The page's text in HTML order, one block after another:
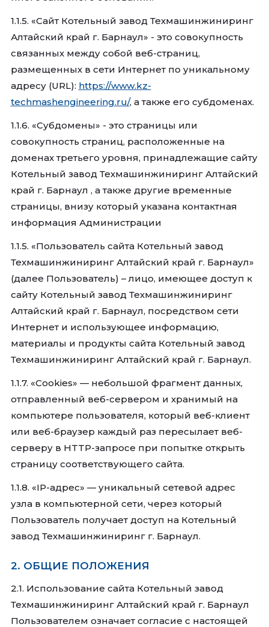
1.1.5. «Сайт Котельный завод Техмашинжиниринг
Алтайский край г. Барнаул» - это совокупность
связанных между собой веб-страниц,
размещенных в сети Интернет по уникальному
адресу (URL): https://www.kz-
techmashengineering.ru/, а также его субдоменах.
1.1.6. «Субдомены» - это страницы или
совокупность страниц, расположенные на
доменах третьего уровня, принадлежащие сайту
Котельный завод Техмашинжиниринг Алтайский
край г. Барнаул , а также другие временные
страницы, внизу который указана контактная
информация Администрации
1.1.5. «Пользователь сайта Котельный завод
Техмашинжиниринг Алтайский край г. Барнаул»
(далее Пользователь) – лицо, имеющее доступ к
сайту Котельный завод Техмашинжиниринг
Алтайский край г. Барнаул, посредством сети
Интернет и использующее информацию,
материалы и продукты сайта Котельный завод
Техмашинжиниринг Алтайский край г. Барнаул.
1.1.7. «Cookies» — небольшой фрагмент данных,
отправленный веб-сервером и хранимый на
компьютере пользователя, который веб-клиент
или веб-браузер каждый раз пересылает веб-
серверу в HTTP-запросе при попытке открыть
страницу соответствующего сайта.
1.1.8. «IP-адрес» — уникальный сетевой адрес
узла в компьютерной сети, через который
Пользователь получает доступ на Котельный
завод Техмашинжиниринг г. Барнаул.
2. ОБЩИЕ ПОЛОЖЕНИЯ
2.1. Использование сайта Котельный завод
Техмашинжиниринг Алтайский край г. Барнаул
Пользователем означает согласие с настоящей